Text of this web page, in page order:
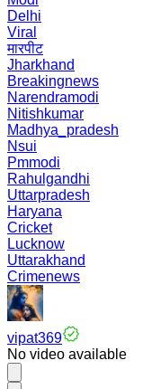
Delhi
Viral
मारपीट
Jharkhand
Breakingnews
Narendramodi
Nitishkumar
Madhya_pradesh
Nsui
Pmmodi
Rahulgandhi
Uttarpradesh
Haryana
Cricket
Lucknow
Uttarakhand
Crimenews
vipat369
No video available